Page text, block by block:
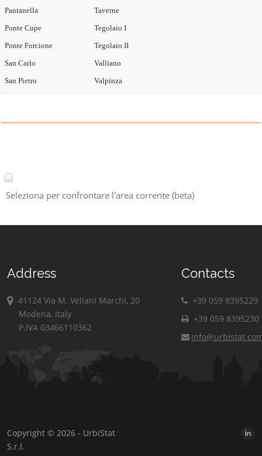
Pantanella
Ponte Cupe
Ponte Forcione
San Carlo
San Pietro
Taverne
Tegolaio I
Tegolaio II
Valliano
Valpinza
Seleziona per confrontare l'area corrente (beta)
Address
41124 Via M. Vellani Marchi, 20
Modena, Italy
P.IVA 03466110362
Contacts
+39 059 8395229
+39 059 8395230
Copyright © 2026 - UrbiStat
S.r.l.